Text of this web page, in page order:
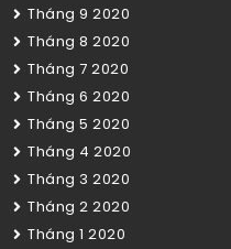
Tháng 9 2020
Tháng 8 2020
Tháng 7 2020
Tháng 6 2020
Tháng 5 2020
Tháng 4 2020
Tháng 3 2020
Tháng 2 2020
Tháng 1 2020